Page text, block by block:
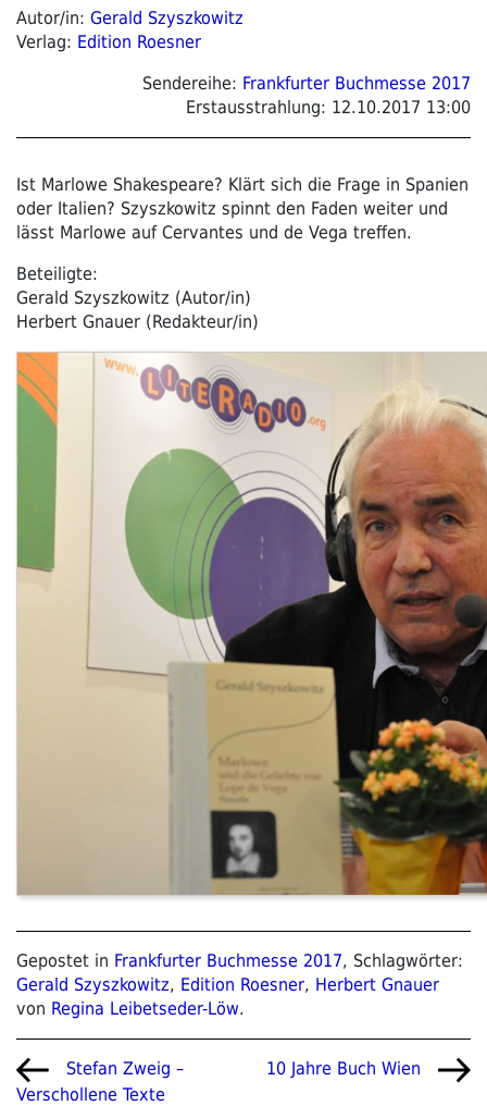
Autor/in: Gerald Szyszkowitz
Verlag: Edition Roesner
Sendereihe: Frankfurter Buchmesse 2017
Erstausstrahlung: 12.10.2017 13:00
Ist Marlowe Shakespeare? Klärt sich die Frage in Spanien
oder Italien? Szyszkowitz spinnt den Faden weiter und
lässt Marlowe auf Cervantes und de Vega treffen.
Beteiligte:
Gerald Szyszkowitz (Autor/in)
Herbert Gnauer (Redakteur/in)
Gepostet in Frankfurter Buchmesse 2017, Schlagwörter:
Gerald Szyszkowitz, Edition Roesner, Herbert Gnauer
von Regina Leibetseder-Löw.
Beitragsnavigation
Vorheriger
Beitrag
Stefan Zweig –
Verschollene Texte
Nächster
10 Jahre Buch Wien